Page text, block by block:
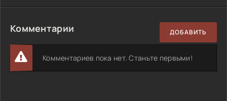
Комментарии ДОБАВИТЬ
Комментариев пока нет. Станьте первыми!